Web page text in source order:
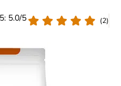
5.0/5
(2)